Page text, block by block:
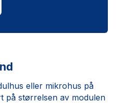
eller mikrohus på
på størrelsen av modulen